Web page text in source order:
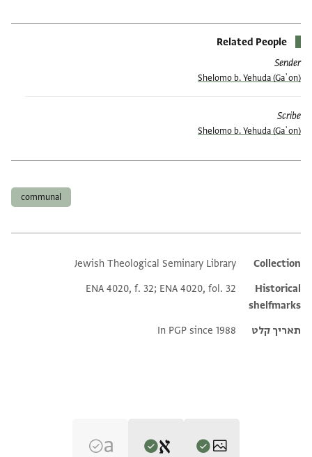
Related People
Sender
Shelomo b. Yehuda (Gaʾon)
Scribe
Shelomo b. Yehuda (Gaʾon)
communal
Additional metadata
Collection
Jewish Theological Seminary Library
Historical
shelfmarks
ENA 4020, f. 32; ENA 4020, fol. 32
תאריך קלט In PGP since 1988